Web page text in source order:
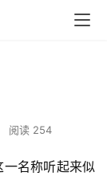
阅读 254
一名称听起来似